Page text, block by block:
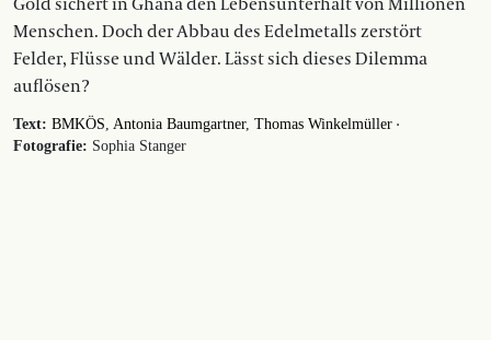
Gold sichert in Ghana den Lebensunterhalt von Millionen
Menschen. Doch der Abbau des Edelmetalls zerstört
Felder, Flüsse und Wälder. Lässt sich dieses Dilemma
auflösen?
Text: BMKÖS Antonia Baumgartner Thomas Winkelmüller ·
Fotografie: Sophia Stanger